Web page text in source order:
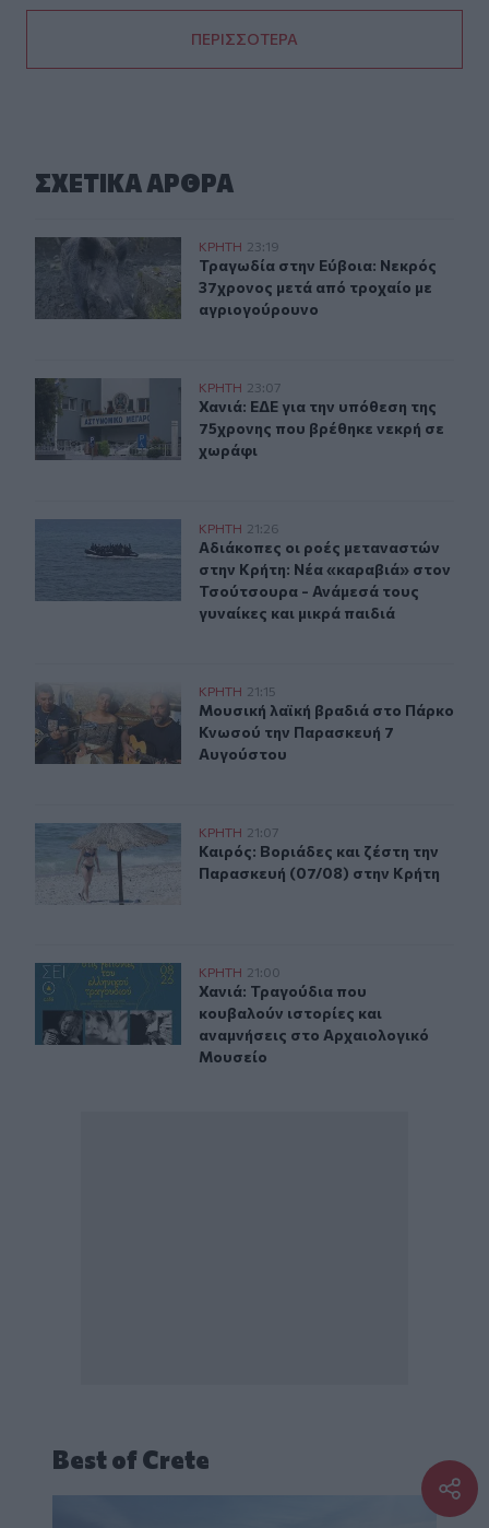
ΠΕΡΙΣΣΟΤΕΡΑ
ΣΧΕΤΙΚA AΡΘΡΑ
Τραγωδία στην Εύβοια: Νεκρός 37χρονος μετά από
ΚΡΗΤΗ 23:19
Τραγωδία στην Εύβοια: Νεκρός
Τραγωδία στην Εύβοια: Νεκρός
37χρονος μετά από τροχαίο με
αγριογούρουνο
Χανιά: ΕΔΕ για την υπόθεση της 75χρονης που βρέθηκε
ΚΡΗΤΗ 23:07
Χανιά: ΕΔΕ για την υπόθεση της
Χανιά: ΕΔΕ για την υπόθεση της
75χρονης που βρέθηκε νεκρή σε
χωράφι
Αδιάκοπες οι ροές μεταναστών στην Κρήτη: Νέα
ΚΡΗΤΗ 21:26
Αδιάκοπες οι ροές μεταναστών
Αδιάκοπες οι ροές μεταναστών
στην Κρήτη: Νέα «καραβιά» στον
Τσούτσουρα - Ανάμεσά τους
γυναίκες και μικρά παιδιά
Μουσική λαϊκή βραδιά στο Πάρκο Κνωσού την
ΚΡΗΤΗ 21:15
Μουσική λαϊκή βραδιά στο
Μουσική λαϊκή βραδιά στο Πάρκο
Κνωσού την Παρασκευή 7
Αυγούστου
Καιρός: Βοριάδες και ζέστη την Παρασκευή (07/08)
ΚΡΗΤΗ 21:07
Καιρός: Βοριάδες και ζέστη την
Καιρός: Βοριάδες και ζέστη την
Παρασκευή (07/08) στην Κρήτη
Χανιά: Τραγούδια που κουβαλούν ιστορίες και
ΚΡΗΤΗ 21:00
Χανιά: Τραγούδια που κουβαλούν
Χανιά: Τραγούδια που
κουβαλούν ιστορίες και
αναμνήσεις στο Αρχαιολογικό
Μουσείο
Best of Crete